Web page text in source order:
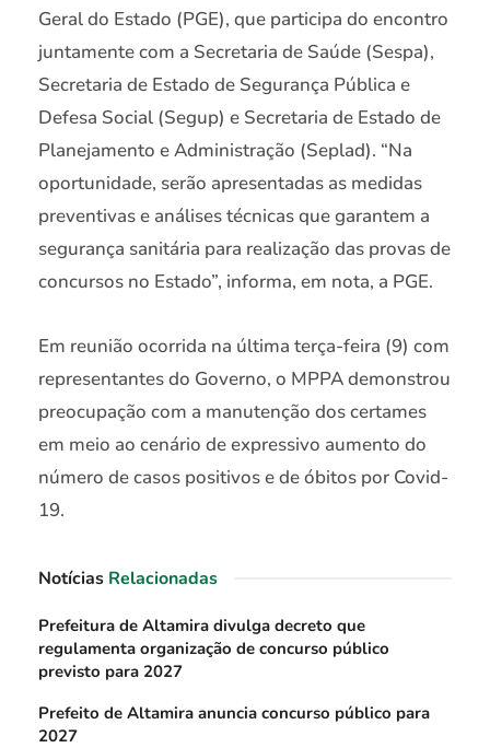
Geral do Estado (PGE), que participa do encontro
juntamente com a Secretaria de Saúde (Sespa),
Secretaria de Estado de Segurança Pública e
Defesa Social (Segup) e Secretaria de Estado de
Planejamento e Administração (Seplad). “Na
oportunidade, serão apresentadas as medidas
preventivas e análises técnicas que garantem a
segurança sanitária para realização das provas de
concursos no Estado”, informa, em nota, a PGE.
Em reunião ocorrida na última terça-feira (9) com
representantes do Governo, o MPPA demonstrou
preocupação com a manutenção dos certames
em meio ao cenário de expressivo aumento do
número de casos positivos e de óbitos por Covid-
19.
Notícias Relacionadas
Prefeitura de Altamira divulga decreto que
regulamenta organização de concurso público
previsto para 2027
Prefeito de Altamira anuncia concurso público para
2027